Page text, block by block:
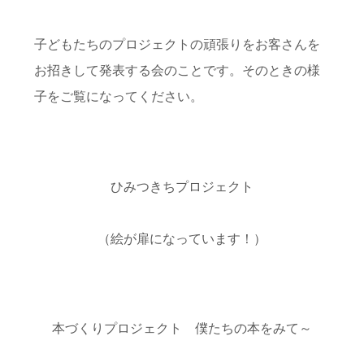
子どもたちのプロジェクトの頑張りをお客さんを
お招きして発表する会のことです。そのときの様
子をご覧になってください。
ひみつきちプロジェクト
（絵が扉になっています！）
本づくりプロジェクト 僕たちの本をみて～